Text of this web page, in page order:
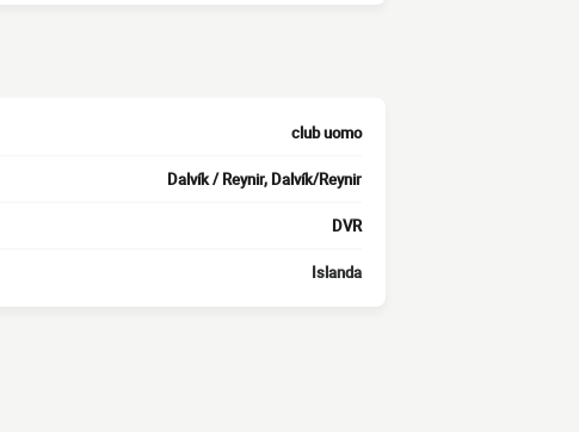
club uomo
Dalvík / Reynir, Dalvík/Reynir
DVR
Islanda